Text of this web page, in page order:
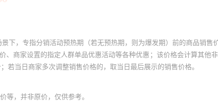
下，专指分销活动预热期（若无预热期，则为爆发期）前的商品销售
商家设置的指定人群单品优惠活动等各种优惠；该价格会计算其他
当日商家多次调整销售价格的，取当日最后展示的销售价格。
等，并非原价，仅供参考。